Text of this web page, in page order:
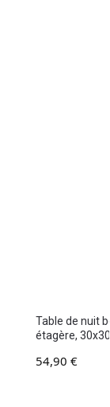
Table de nuit
étagère,
54,90 €